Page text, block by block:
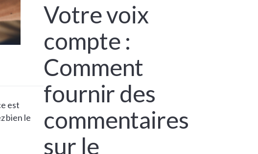
est
bien le
Votre voix
compte :
Comment
fournir des
commentaires
sur le